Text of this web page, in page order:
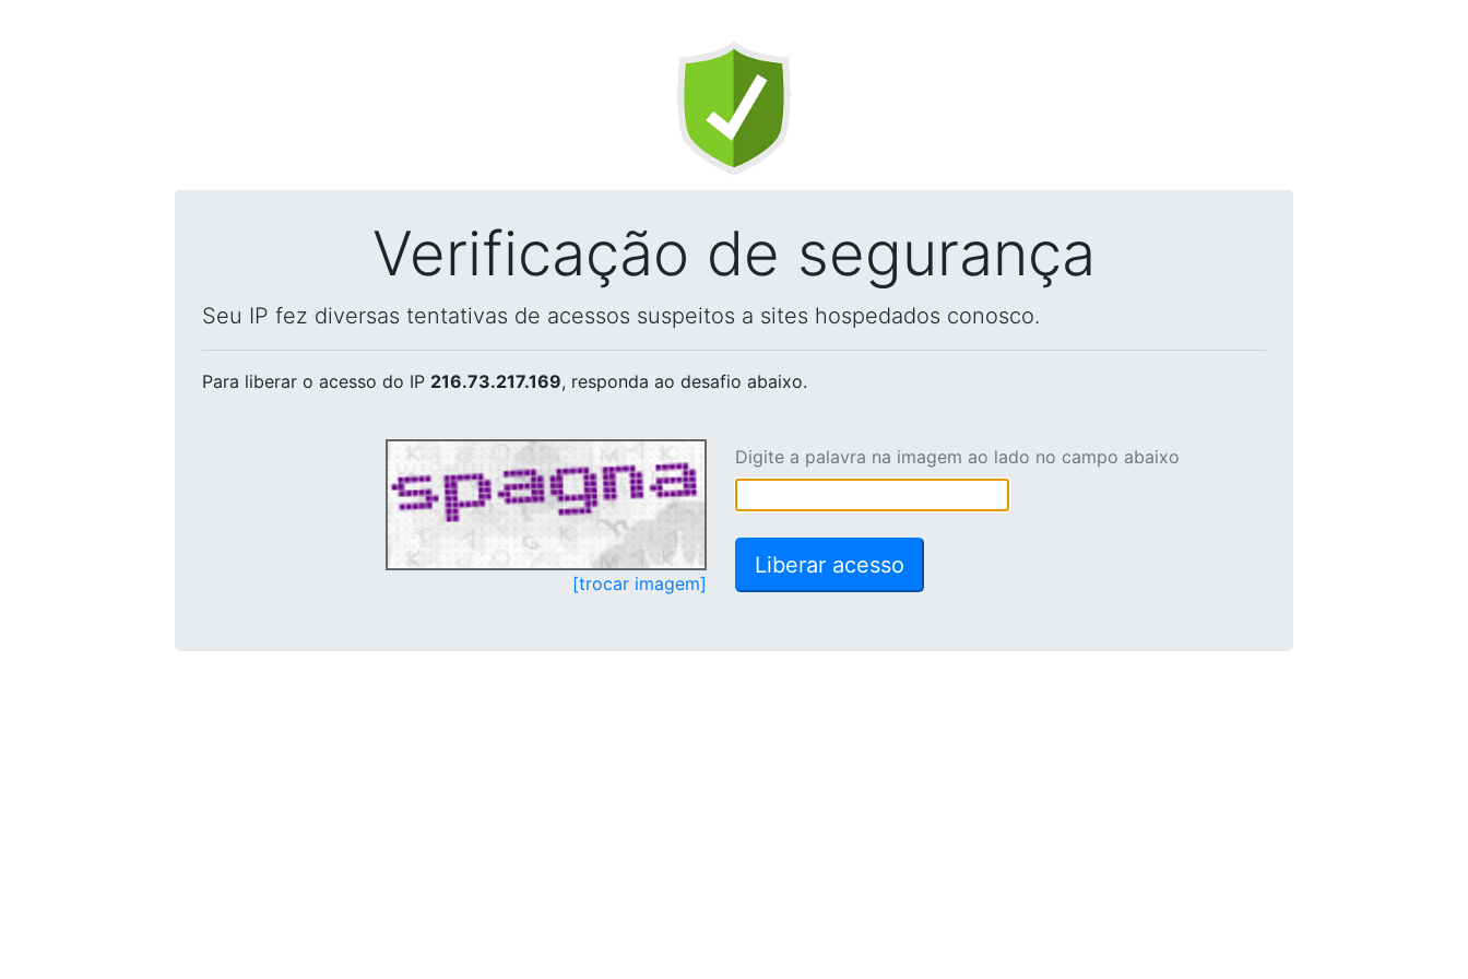
Verificação de segurança
Seu IP fez diversas tentativas de acessos suspeitos a sites hospedados conosco.
Para liberar o acesso do IP 216.73.217.169, responda ao desafio abaixo.
[trocar imagem]
Digite a palavra na imagem ao lado no campo abaixo